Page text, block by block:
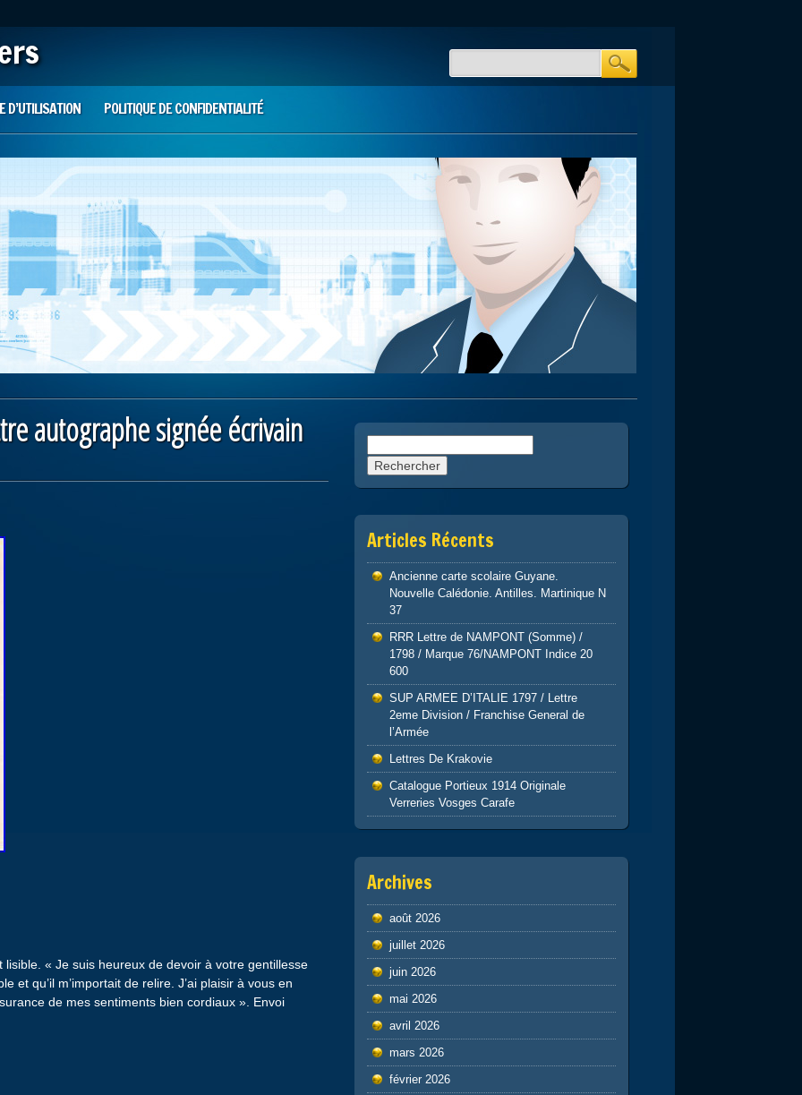
D’UTILISATION POLITIQUE DE CONFIDENTIALITÉ
autographe signée écrivain
« Je suis heureux de devoir à votre gentillesse
et qu’il m’importait de relire. J’ai plaisir à vous en
de mes sentiments bien cordiaux ». Envoi
Articles Récents
Ancienne carte scolaire Guyane.
Nouvelle Calédonie. Antilles. Martinique N
37
RRR Lettre de NAMPONT (Somme) /
1798 / Marque 76/NAMPONT Indice 20
600
SUP ARMEE D’ITALIE 1797 / Lettre
2eme Division / Franchise General de
l’Armée
Lettres De Krakovie
Catalogue Portieux 1914 Originale
Verreries Vosges Carafe
Archives
août 2026
juillet 2026
juin 2026
mai 2026
avril 2026
mars 2026
février 2026